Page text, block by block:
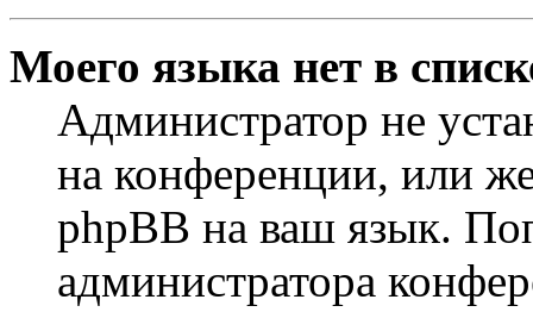
Моего языка нет в
Администратор не
на конференции, или
phpBB на ваш язык.
администратора